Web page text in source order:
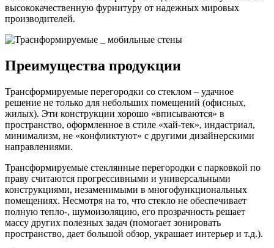
высококачественную фурнитуру от надежных мировых
производителей.
Преимущества продукции
Трансформируемые перегородки со стеклом – удачное
решение не только для небольших помещений (офисных,
жилых). Эти конструкции хорошо «вписываются» в
пространство, оформленное в стиле «хай-тек», индастриал,
минимализм, не «конфликтуют» с другими дизайнерскими
направлениями.
Трансформируемые стеклянные перегородки с парковкой по
праву считаются прогрессивными и универсальными
конструкциями, незаменимыми в многофункциональных
помещениях. Несмотря на то, что стекло не обеспечивает
полную тепло-, шумоизоляцию, его прозрачность решает
массу других полезных задач (помогает зонировать
пространство, дает большой обзор, украшает интерьер и т.д.).